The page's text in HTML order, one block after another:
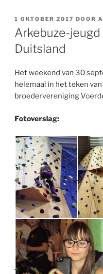
GEPLAATST
OP
1 OKTOBER 2017 DOOR
Arkebuze-jeugd
Duitsland
Het weekend van 30
helemaal in het teken
broedervereniging
Fotoverslag: